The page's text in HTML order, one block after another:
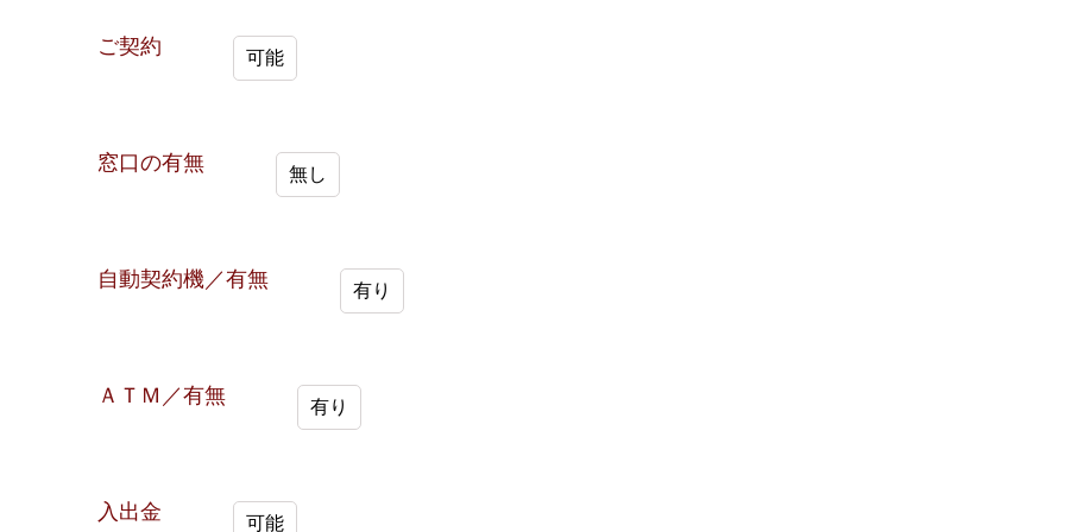
ご契約 可能
窓口の有無 無し
自動契約機／有無 有り
ＡＴＭ／有無 有り
入出金 可能